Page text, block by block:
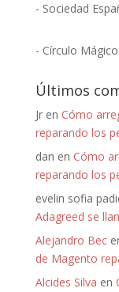
- Sociedad
- Círculo
Últimos
Jren Cómo
reparando los
dan en Cómo
reparando los
evelin sofia
Adagreed se
Alejandro Bec
de Magento
Alcides Silva en